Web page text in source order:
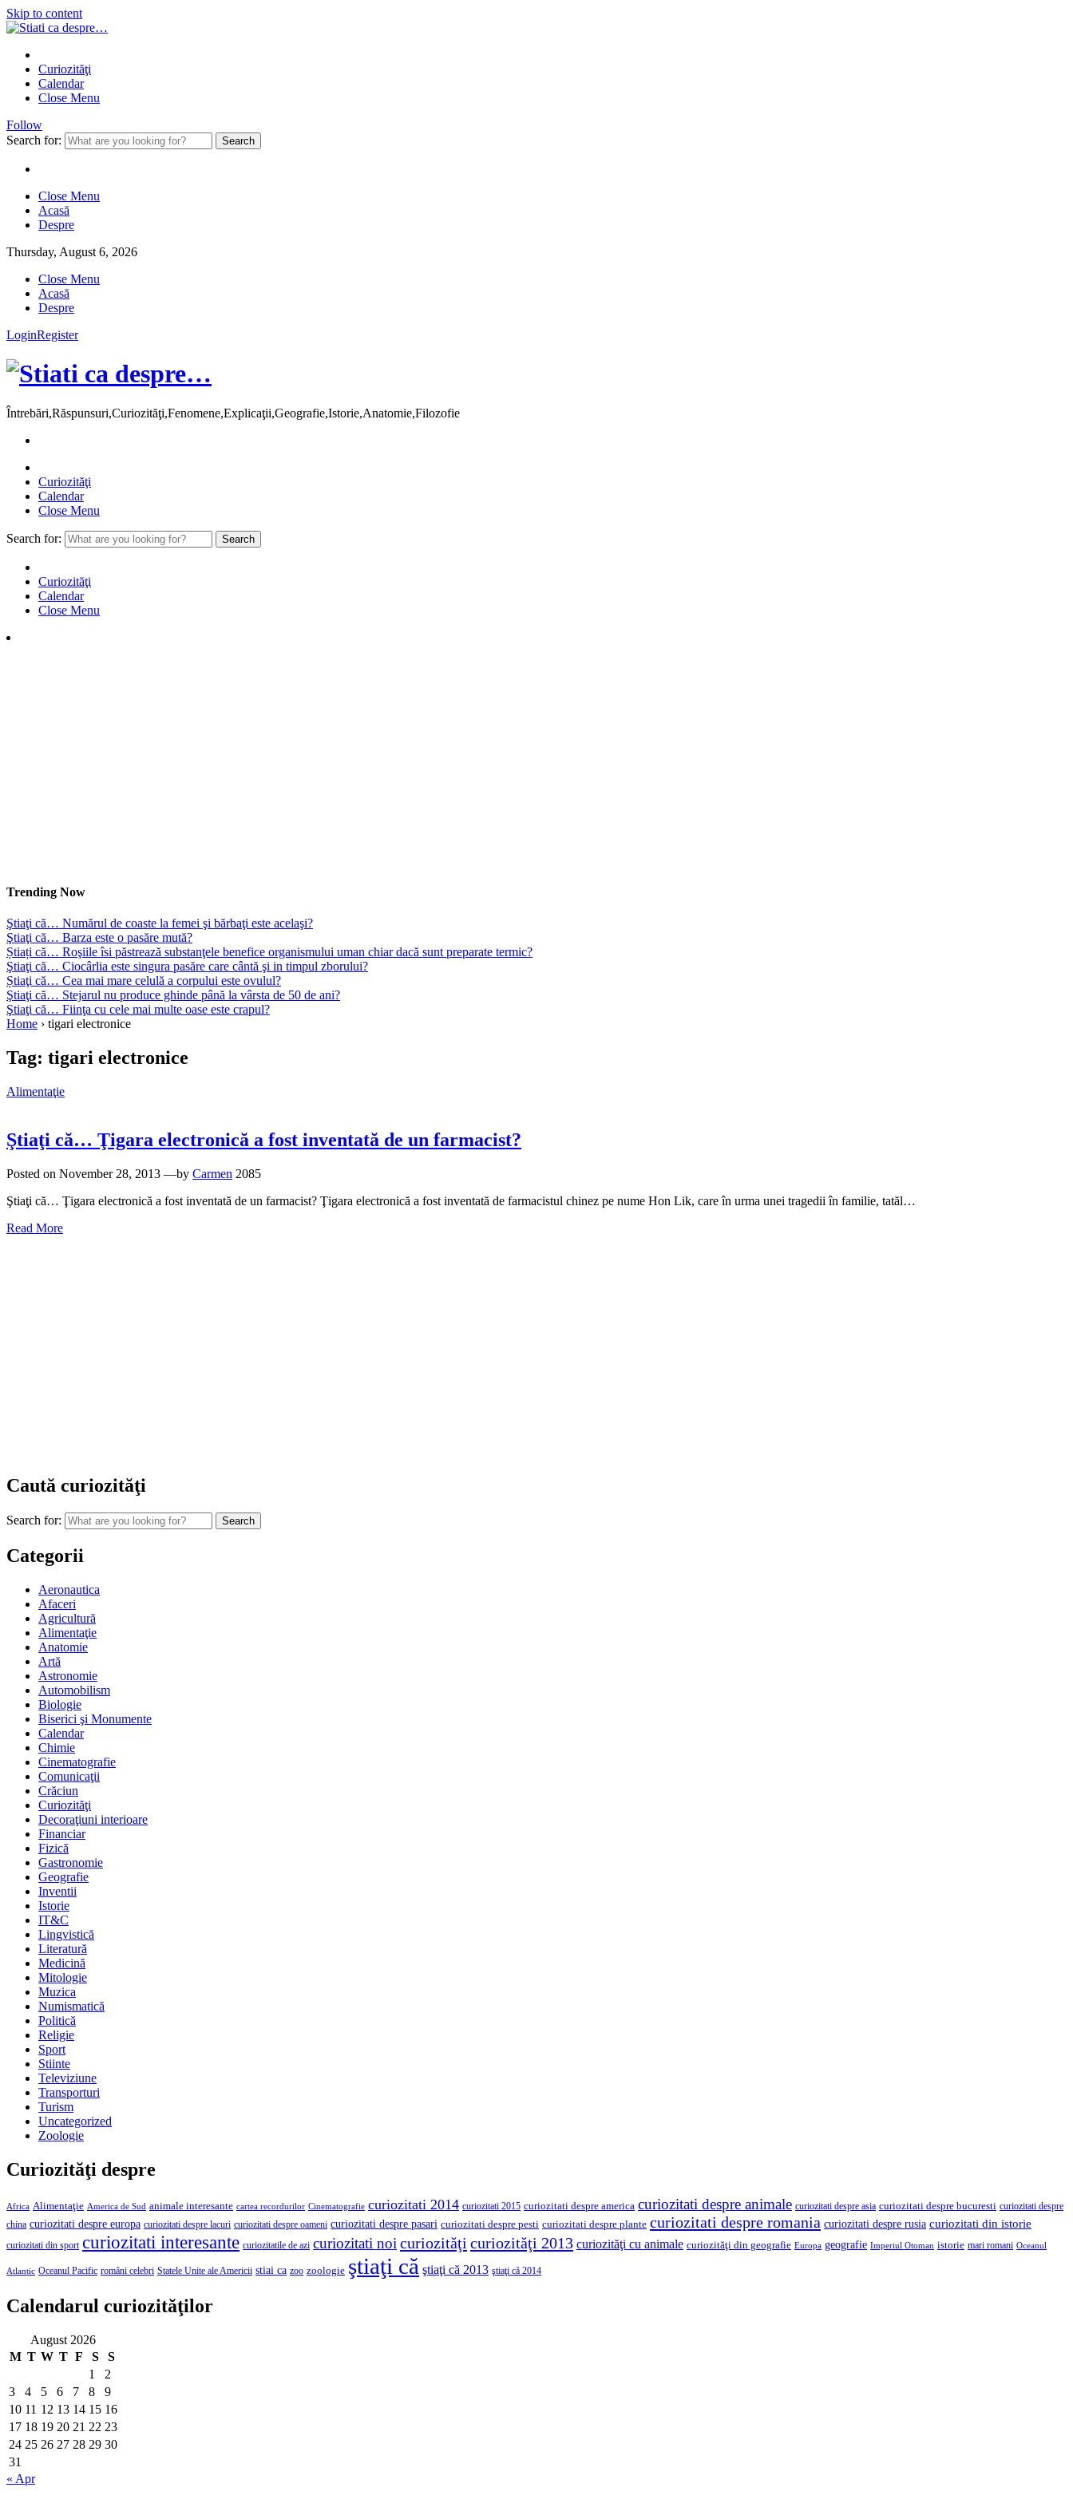
Skip to content
Curiozităţi
Calendar
Close Menu
Follow
Search for:
Close Menu
Acasă
Despre
Thursday, August 6, 2026
Close Menu
Acasă
Despre
LoginRegister
Întrebări,Răspunsuri,Curiozităţi,Fenomene,Explicaţii,Geografie,Istorie,Anatomie,Filozofie
Curiozităţi
Calendar
Close Menu
Search for:
Curiozităţi
Calendar
Close Menu
Trending Now
Ştiaţi că… Numărul de coaste la femei şi bărbaţi este acelaşi?
Ştiaţi că… Barza este o pasăre mută?
Știați că… Roşiile îsi păstrează substanţele benefice organismului uman chiar dacă sunt preparate termic?
Ştiaţi că… Ciocârlia este singura pasăre care cântă şi in timpul zborului?
Știaţi că… Cea mai mare celulă a corpului este ovulul?
Ştiaţi că… Stejarul nu produce ghinde până la vârsta de 50 de ani?
Ştiaţi că… Fiinţa cu cele mai multe oase este crapul?
Home › tigari electronice
Tag: tigari electronice
Alimentaţie
Ştiaţi că… Ţigara electronică a fost inventată de un farmacist?
Posted on November 28, 2013 —by Carmen 2085
Ştiaţi că… Ţigara electronică a fost inventată de un farmacist? Ţigara electronică a fost inventată de farmacistul chinez pe nume Hon Lik, care în urma unei tragedii în familie, tatăl…
Read More
Caută curiozităţi
Search for:
Categorii
Aeronautica
Afaceri
Agricultură
Alimentaţie
Anatomie
Artă
Astronomie
Automobilism
Biologie
Biserici şi Monumente
Calendar
Chimie
Cinematografie
Comunicaţii
Crăciun
Curiozităţi
Decoraţiuni interioare
Financiar
Fizică
Gastronomie
Geografie
Inventii
Istorie
IT&C
Lingvistică
Literatură
Medicină
Mitologie
Muzica
Numismatică
Politică
Religie
Sport
Stiinte
Televiziune
Transporturi
Turism
Uncategorized
Zoologie
Curiozităţi despre
Africa Alimentaţie America de Sud animale interesante cartea recordurilor Cinematografie curiozitati 2014 curiozitati 2015 curiozitati despre america curiozitati despre animale curiozitati despre asia curiozitati despre bucuresti curiozitati despre
china curiozitati despre europa curiozitati despre lacuri curiozitati despre oameni curiozitati despre pasari curiozitati despre pesti curiozitati despre plante curiozitati despre romania curiozitati despre rusia curiozitati din istorie
curiozitati din sport curiozitati interesante curiozitatile de azi curiozitati noicuriozităţi curiozităţi 2013 curiozităţi cu animale curiozităţi din geografie Europa geografie Imperiul Otoman istorie mari romani Oceanul
Atlantic Oceanul Pacific români celebri Statele Unite ale Americii stiai ca zoo zoologie ştiaţi că ştiaţi că 2013 ştiaţi că 2014
Calendarul curiozităţilor
August 2026
M T W T F S
S
1
2
3
4 5 6 7 8
9
10 11 12 13 14 15 16
17 18 19 20 21 22 23
24 25 26 27 28 29 30
31
« Apr